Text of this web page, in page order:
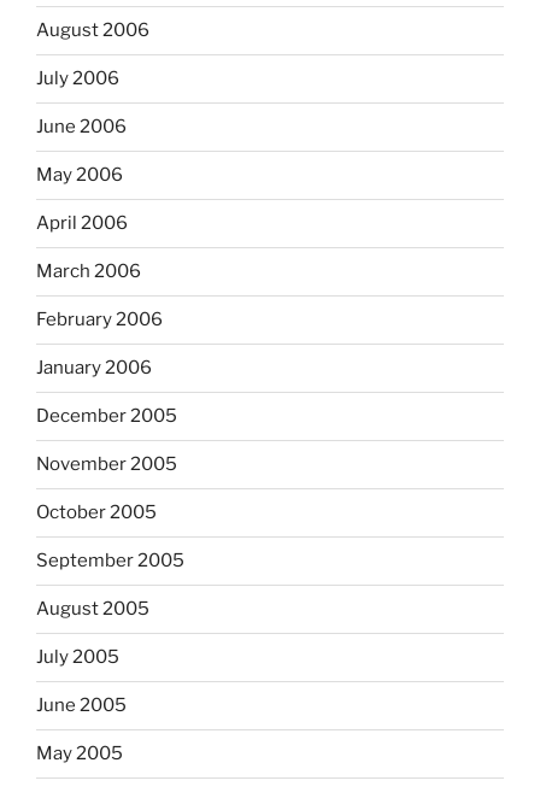
August 2006
July 2006
June 2006
May 2006
April 2006
March 2006
February 2006
January 2006
December 2005
November 2005
October 2005
September 2005
August 2005
July 2005
June 2005
May 2005